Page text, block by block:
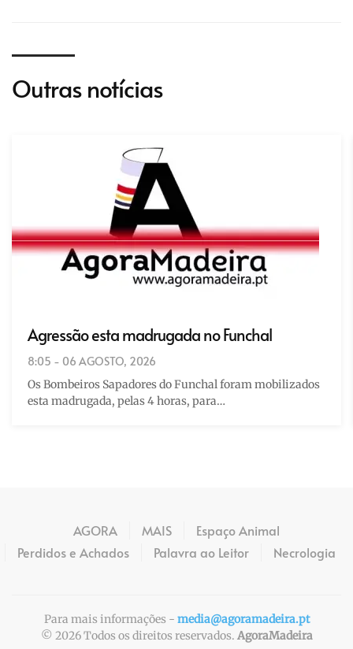
Outras notícias
Agressão esta madrugada no Funchal
8:05 - 06 AGOSTO, 2026
Os Bombeiros Sapadores do Funchal foram mobilizados
esta madrugada, pelas 4 horas, para…
AGORA MAIS
Espaço Animal
Perdidos e Achados
Palavra ao Leitor Necrologia
Para mais informações - media@agoramadeira.pt
© 2026Todos os direitos reservados. AgoraMadeira